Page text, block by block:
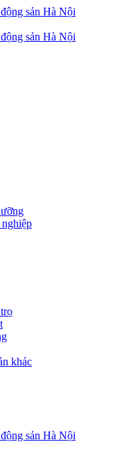
khác